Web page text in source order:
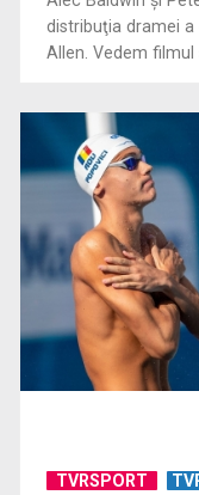
România, pe primul
de alcool, ...
distribuţia dramei
Allen. Vedem filmul
TVRSPORT